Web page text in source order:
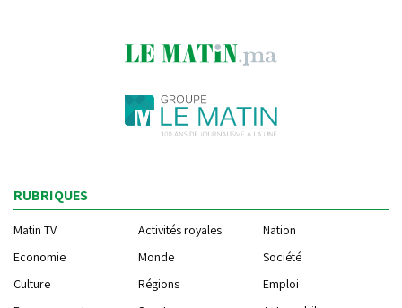
RUBRIQUES
Matin TV Activités royales
Nation
Economie
Monde
Société
Culture
Régions
Emploi